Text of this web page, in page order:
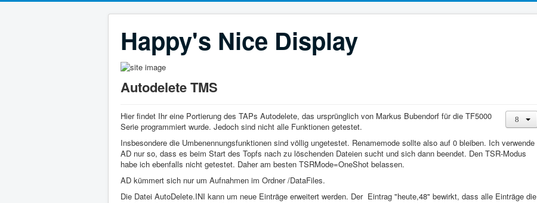
Happy's Nice Display
Autodelete TMS
Hier findet Ihr eine Portierung des TAPs Autodelete, das ursprünglich von Markus Bubendorf für die TF5000
Serie programmiert wurde. Jedoch sind nicht alle Funktionen getestet.
Insbesondere die Umbenennungsfunktionen sind völlig ungetestet. Renamemode sollte also auf 0 bleiben. Ich verwende
AD nur so, dass es beim Start des Topfs nach zu löschenden Dateien sucht und sich dann beendet. Den TSR-Modus
habe ich ebenfalls nicht getestet. Daher am besten TSRMode=OneShot belassen.
AD kümmert sich nur um Aufnahmen im Ordner /DataFiles.
Die Datei AutoDelete.INI kann um neue Einträge erweitert werden. Der Eintrag "heute,48" bewirkt, dass alle Einträge die